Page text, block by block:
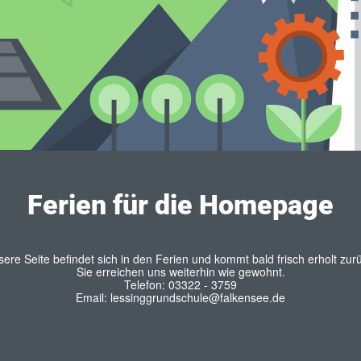
Ferien für die Homepage
Seite befindet sich in den Ferien und kommt bald frisch erholt
Sie erreichen uns weiterhin wie gewohnt.
Telefon: 03322 - 3759
Email: lessinggrundschule@falkensee.de